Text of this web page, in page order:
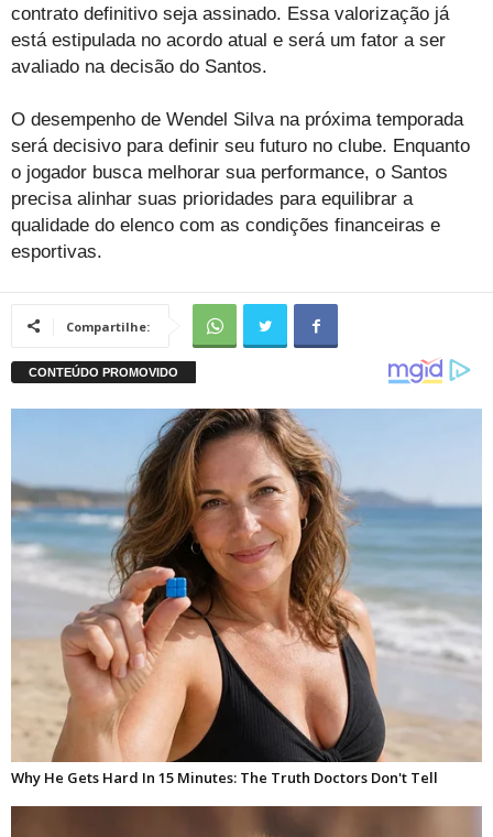
contrato definitivo seja assinado. Essa valorização já
está estipulada no acordo atual e será um fator a ser
avaliado na decisão do Santos.
O desempenho de Wendel Silva na próxima temporada
será decisivo para definir seu futuro no clube. Enquanto
o jogador busca melhorar sua performance, o Santos
precisa alinhar suas prioridades para equilibrar a
qualidade do elenco com as condições financeiras e
esportivas.
Compartilhe: